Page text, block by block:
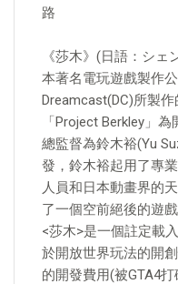
路
《莎木》(日語：シェ
本著名電玩遊戲製作
Dreamcast(DC)所製
「Project Berkley」
總監督為鈴木裕(Yu
發，鈴木裕起用了專
人員和日本動畫界的
了一個空前絕後的遊戲
<莎木>是一個註定載
於開放世界玩法的開
的開發費用(被GTA4